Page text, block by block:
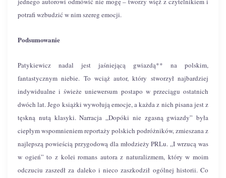
potrafi wzbudzić w nim szereg emocji.
Podsumowanie
Patykiewicz nadal jest jaśniejącą gwiazdą** na polskim,
fantastycznym niebie. To wciąż autor, który stworzył najbardziej
indywidualne i świeże uniewersum postapo w przeciągu ostatnich
dwóch lat. Jego książki wywołują emocje, a każda z nich pisana jest z
tęskną nutą klasyki. Narracja „Dopóki nie zgasną gwiazdy” była
ciepłym wspomnieniem reportaży polskich podróżników, zmieszana z
najlepszą powieścią przygodową dla młodzieży PRLu. „I wrzucą was
w ogień” to z kolei romans autora z naturalizmem, który w moim
odczuciu zaszedł za daleko i nieco zaszkodził ogólnej historii. Co